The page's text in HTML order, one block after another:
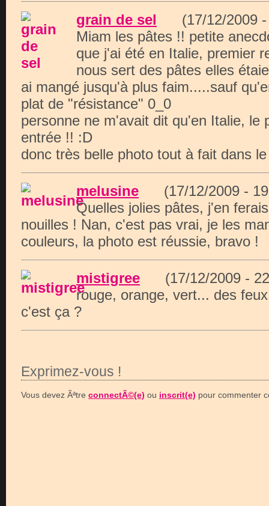
grain de sel (17/12/2009
Miam les pâtes !! petite
que j'ai été en Italie, premier
nous sert des pâtes elles
ai mangé jusqu'à plus faim.....sauf
plat de "résistance" 0_0
personne ne m'avait dit qu'en Italie, le
entrée !! :D
donc très belle photo tout à fait dans
melusine (17/12/2009 -
Quelles jolies pâtes, j'en
nouilles ! Nan, c'est pas vrai, je les
couleurs, la photo est réussie, bravo !
mistigree (17/12/2009 -
rouge, orange, vert... des
c'est ça ?
Exprimez-vous !
Vous devez Ãªtre connectÃ©(e) ou inscrit(e) pour commenter